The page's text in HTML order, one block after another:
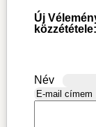
Új
közzététele:
Név